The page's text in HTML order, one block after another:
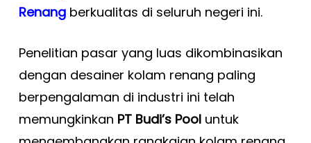
Renangberkualitas di seluruh negeri ini.
Penelitian pasar yang luas dikombinasikan
dengan desainer kolam renang paling
berpengalaman di industri ini telah
memungkinkan PT Budi’s Pooluntuk